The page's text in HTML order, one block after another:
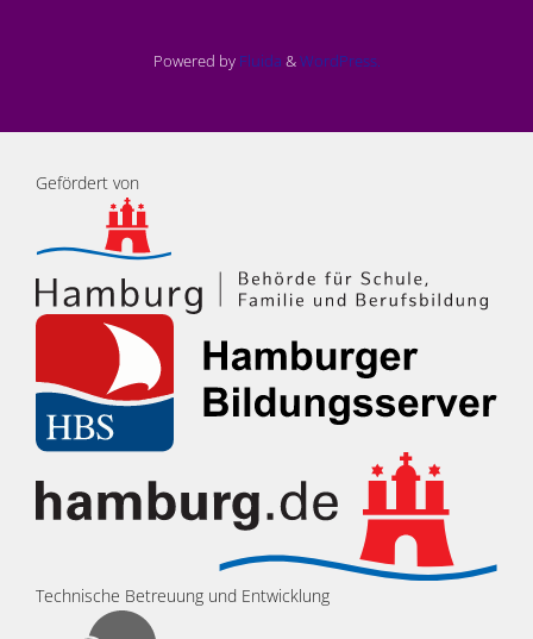
Powered byFluida &WordPress.
Gefördert von
Technische Betreuung und Entwicklung